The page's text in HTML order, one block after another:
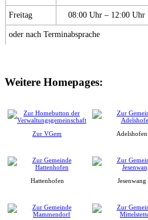
Freitag 08:00 Uhr – 12:00 Uhr
oder nach Terminabsprache
Weitere Homepages:
Zur VGem Adelshofen
Hattenhofen Jesenwang